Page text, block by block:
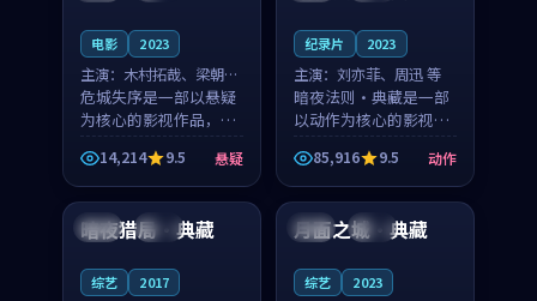
电影 2023
主演： 木村拓哉、梁朝伟
等
危城失序是一部以悬疑
为核心的影视作品，围
绕危机、反转与人物成
长展开，整体节奏紧
凑，值得推荐观看。
14,214 9.5 悬疑
纪录片 2023
主演： 刘亦菲、周迅 等
暗夜法则·典藏是一部
以动作为核心的影视作
品，围绕危机、反转与
人物成长展开，整体节
奏紧凑，值得推荐观
看。
85,916 9.5 动作
中国 热播
暗夜猎局·典藏
综艺 2017
韩国 高分
月面之城·典藏
综艺 2023